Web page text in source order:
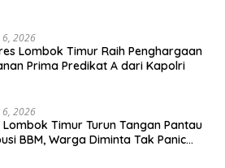
6, 2026
Lombok Timur Raih Penghargaan
Prima Predikat A dari Kapolri
6, 2026
Lombok Timur Turun Tangan Pantau
BBM, Warga Diminta Tak Panic